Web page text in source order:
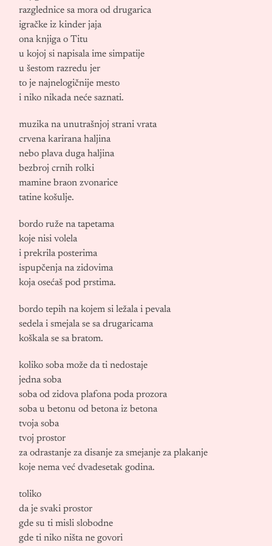
razglednice sa mora od drugarica
igračke iz kinder jaja
ona knjiga o Titu
u kojoj si napisala ime simpatije
u šestom razredu jer
to je najnelogičnije mesto
i niko nikada neće saznati.
muzika na unutrašnjoj strani vrata
crvena karirana haljina
nebo plava duga haljina
bezbroj crnih rolki
mamine braon zvonarice
tatine košulje.
bordo ruže na tapetama
koje nisi volela
i prekrila posterima
ispupčenja na zidovima
koja osećaš pod prstima.
bordo tepih na kojem si ležala i pevala
sedela i smejala se sa drugaricama
koškala se sa bratom.
koliko soba može da ti nedostaje
jedna soba
soba od zidova plafona poda prozora
soba u betonu od betona iz betona
tvoja soba
tvoj prostor
za odrastanje za disanje za smejanje za plakanje
koje nema već dvadesetak godina.
toliko
da je svaki prostor
gde su ti misli slobodne
gde ti niko ništa ne govori